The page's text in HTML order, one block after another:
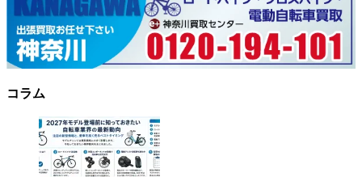
コラム